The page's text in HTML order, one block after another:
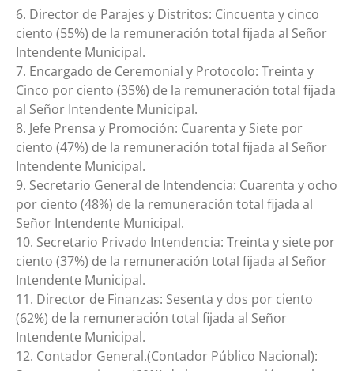
6. Director de Parajes y Distritos: Cincuenta y cinco
ciento (55%) de la remuneración total fijada al Señor
Intendente Municipal.
7. Encargado de Ceremonial y Protocolo: Treinta y
Cinco por ciento (35%) de la remuneración total fijada
al Señor Intendente Municipal.
8. Jefe Prensa y Promoción: Cuarenta y Siete por
ciento (47%) de la remuneración total fijada al Señor
Intendente Municipal.
9. Secretario General de Intendencia: Cuarenta y ocho
por ciento (48%) de la remuneración total fijada al
Señor Intendente Municipal.
10. Secretario Privado Intendencia: Treinta y siete por
ciento (37%) de la remuneración total fijada al Señor
Intendente Municipal.
11. Director de Finanzas: Sesenta y dos por ciento
(62%) de la remuneración total fijada al Señor
Intendente Municipal.
12. Contador General.(Contador Público Nacional):